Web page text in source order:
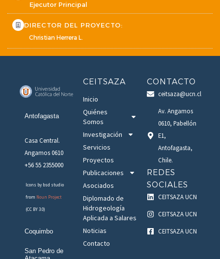
Ejecutor Principal
DIRECTOR DEL PROYECTO:
Christian Herrera L.
Antofagasta
Coquimbo
San Pedro de
Casa Central.
Angamos 0610
+56 55 2355000
Icons by bsd studio
from Noun Project
(CC BY 3.0)
CEITSAZA
Inicio
Quiénes
Somos
Investigación
Servicios
Proyectos
Publicaciones
Asociados
Diplomado de
Hidrogeología
Aplicada a Salares
Noticias
Contacto
CONTACTO
ceitsaza@ucn.cl
Av. Angamos
0610, Pabellón
E1,
Antofagasta,
Chile.
REDES
SOCIALES
CEITSAZA UCN
CEITSAZA UCN
CEITSAZA UCN